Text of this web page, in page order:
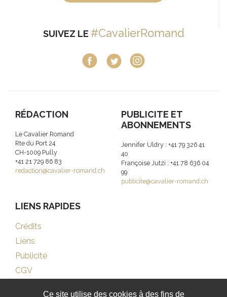
SUIVEZ LE #CavalierRomand
RÉDACTION
Le Cavalier Romand
Rte du Port 24
CH-1009 Pully
+41 21 729 86 83
redaction@cavalier-romand.ch
PUBLICITE ET
ABONNEMENTS
Jennifer Uldry : +41 79 326 41
40
Françoise Jutzi : +41 78 636 04
99
publicite@cavalier-romand.ch
LIENS RAPIDES
Crédits
Liens
Publicité
CGV
Ce site utilise des cookies à des fins de